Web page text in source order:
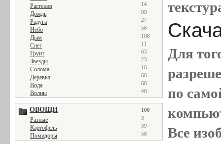
Растения 14
Дождь 99
Радуга 27
Небо 56
Дым 108
Снег 11
Грунт 63
Звезды 23
Солома 16
Деревья 66
Вода 66
Волны 40
ОВОЩИ 100
Разные 3
Картофель 39
Помидоры 58
Для
по
Все